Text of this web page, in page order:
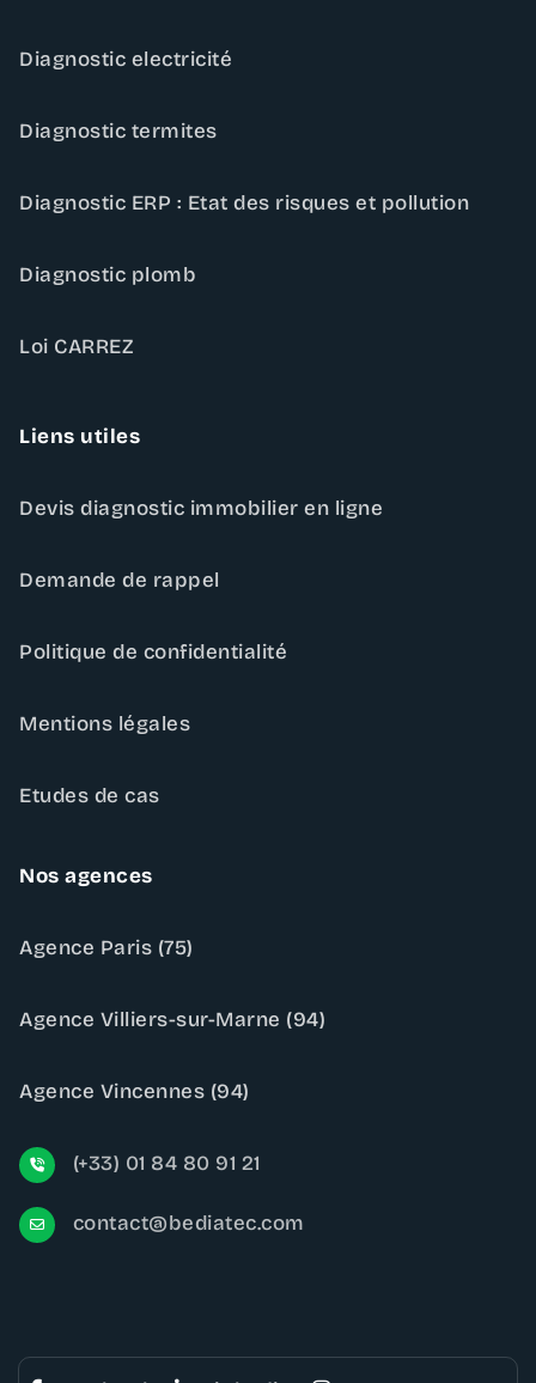
Diagnostic electricité
Diagnostic termites
Diagnostic ERP : Etat des risques et pollution
Diagnostic plomb
Loi CARREZ
Liens utiles
Devis diagnostic immobilier en ligne
Demande de rappel
Politique de confidentialité
Mentions légales
Etudes de cas
Nos agences
Agence Paris (75)
Agence Villiers-sur-Marne (94)
Agence Vincennes (94)
(+33) 01 84 80 91 21
contact@bediatec.com